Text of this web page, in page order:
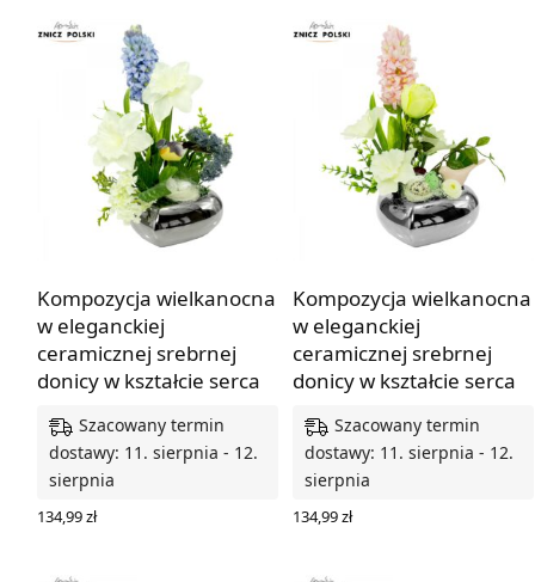
Kompozycja wielkanocna
w eleganckiej
ceramicznej srebrnej
donicy w kształcie serca
Szacowany termin
dostawy: 11. sierpnia - 12.
sierpnia
134,99zł
Kompozycja wielkanocna
w eleganckiej
ceramicznej srebrnej
donicy w kształcie serca
Szacowany termin
dostawy: 11. sierpnia - 12.
sierpnia
134,99zł